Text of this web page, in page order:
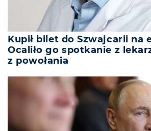
Kupił bilet do Szwajcarii na
Ocaliło go spotkanie z
z powołania